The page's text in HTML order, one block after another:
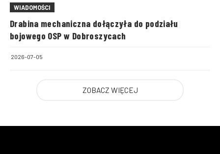
WIADOMOŚCI
Drabina mechaniczna dołączyła do podziału
bojowego OSP w Dobroszycach
2026-07-05
ZOBACZ WIĘCEJ